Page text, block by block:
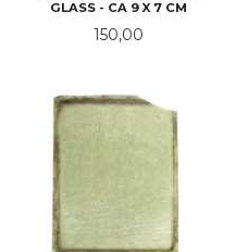
GLASS - CA 9 X 7 CM
Pris
150,00